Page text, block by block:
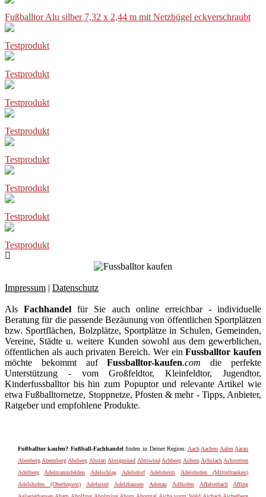
Fußballtor Alu silber 7,32 x 2,44 m mit Netzbügel eckverschraubt
Testprodukt
Testprodukt
Testprodukt
Testprodukt
Testprodukt
Testprodukt
Testprodukt
Testprodukt
Impressum | Datenschutz
AlsFachhandel für Sie auch online erreichbar - individuelle
Beratung für die passende Bezäunung von öffentlichen Sportplätzen
bzw. Sportflächen, Bolzplätze, Sportplätze in Schulen, Gemeinden,
Vereine, Städte u. weitere Kunden sowohl aus dem gewerblichen,
öffentlichen als auch privaten Bereich. Wer einFussballtor kaufen
möchte bekommt aufFussballtor-kaufen.com die perfekte
Unterstützung - vom Großfeldtor, Kleinfeldtor, Jugendtor,
Kinderfussballtor bis hin zum Popuptor und relevante Artikel wie
etwa Fußballtornetze, Stoppnetze, Pfosten & mehr - Tipps, Anbieter,
Ratgeber und empfohlene Produkte.
Fußballtor kaufen? Fußball-Fachhandelfinden in Deiner Region: Aach Aachen Aalen Aarau
Abenberg Abensberg Absberg Abstatt Abtsgmünd Abtswind Achberg Achern Achslach Achstetten
Adelberg
Adelmannsfelden Adelschlag Adelsdorf Adelsheim
Adelshofen (Mittelfranken)
Adelshofen (Oberbayern)
Adelsried Adelzhausen Adenau Adlkofen Affalterbach
Affing